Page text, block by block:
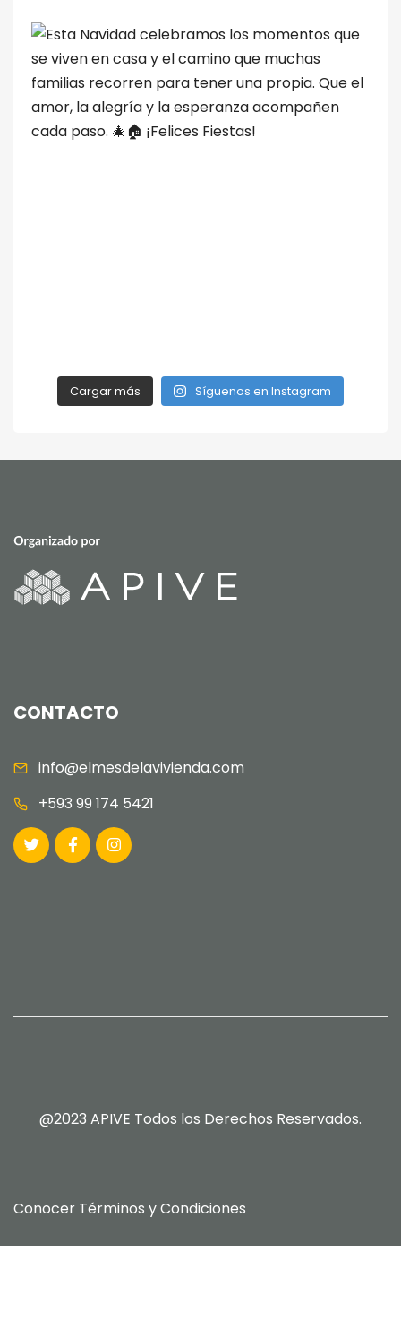
Cargar más Síguenos en Instagram
CONTACTO
info@elmesdelavivienda.com
+593 99 174 5421
@2023 APIVE Todos los Derechos Reservados.
Conocer Términos y Condiciones